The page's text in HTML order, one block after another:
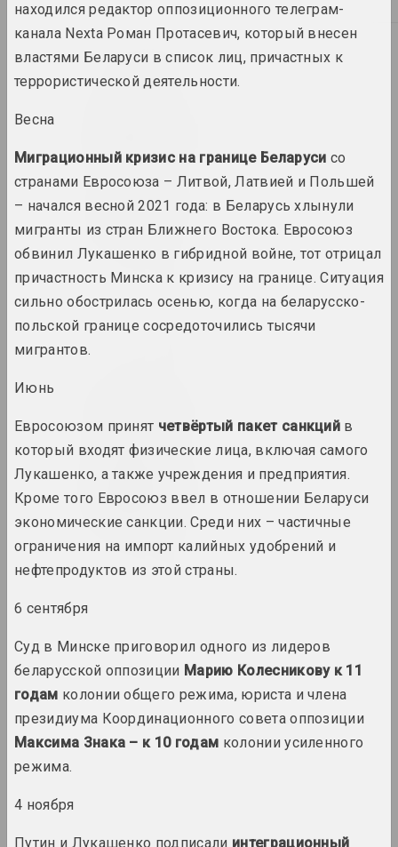
2 2000 год
итоги года
2002 год
итоги года
2003 год
итоги года
2005 год
итоги года
2006 год
итоги года
итоги года
2008 год
находился редактор оппозиционного телеграм-
канала Nexta Роман Протасевич, который внесен
властями Беларуси в список лиц, причастных к
террористической деятельности.
Весна
Миграционный кризис на границе Беларуси со
странами Евросоюза – Литвой, Латвией и Польшей
– начался весной 2021 года: в Беларусь хлынули
мигранты из стран Ближнего Востока. Евросоюз
обвинил Лукашенко в гибридной войне, тот отрицал
причастность Минска к кризису на границе. Ситуация
сильно обострилась осенью, когда на беларусско-
польской границе сосредоточились тысячи
мигрантов.
Июнь
Евросоюзом принят четвёртый пакет санкций в
который входят физические лица, включая самого
Лукашенко, а также учреждения и предприятия.
Кроме того Евросоюз ввел в отношении Беларуси
экономические санкции. Среди них – частичные
ограничения на импорт калийных удобрений и
нефтепродуктов из этой страны.
6 сентября
Суд в Минске приговорил одного из лидеров
беларусской оппозиции Марию Колесникову к 11
годам колонии общего режима, юриста и члена
президиума Координационного совета оппозиции
Максима Знака – к 10 годам колонии усиленного
режима.
4 ноября
Путин и Лукашенко подписали интеграционный